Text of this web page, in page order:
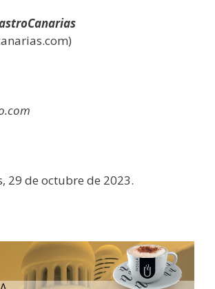
29 de octubre de 2023.